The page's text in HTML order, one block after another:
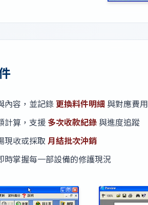
內容，並記錄更換料件明細 與對應費用
計算，支援 多次收款紀錄 與進度追蹤
現收或採取月結批次沖銷
掌握每一部設備的修護現況